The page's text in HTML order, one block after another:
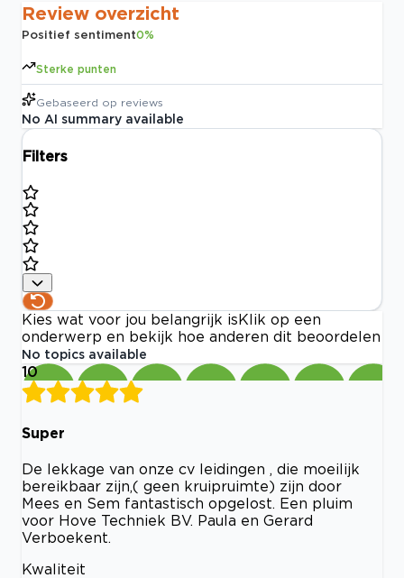
Review overzicht
Positief sentiment0%
Sterke punten
Gebaseerd op reviews
No AI summary available
Filters
Kies wat voor jou belangrijk is Klik op een
onderwerp en bekijk hoe anderen dit beoordelen
No topics available
10
Super
De lekkage van onze cv leidingen , die moeilijk
bereikbaar zijn,( geen kruipruimte) zijn door
Mees en Sem fantastisch opgelost. Een pluim
voor Hove Techniek BV. Paula en Gerard
Verboekent.
Kwaliteit